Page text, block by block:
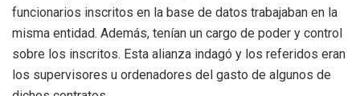
funcionarios inscritos en la base de datos trabajaban en la
misma entidad. Además, tenían un cargo de poder y control
sobre los inscritos. Esta alianza indagó y los referidos eran
los supervisores u ordenadores del gasto de algunos de